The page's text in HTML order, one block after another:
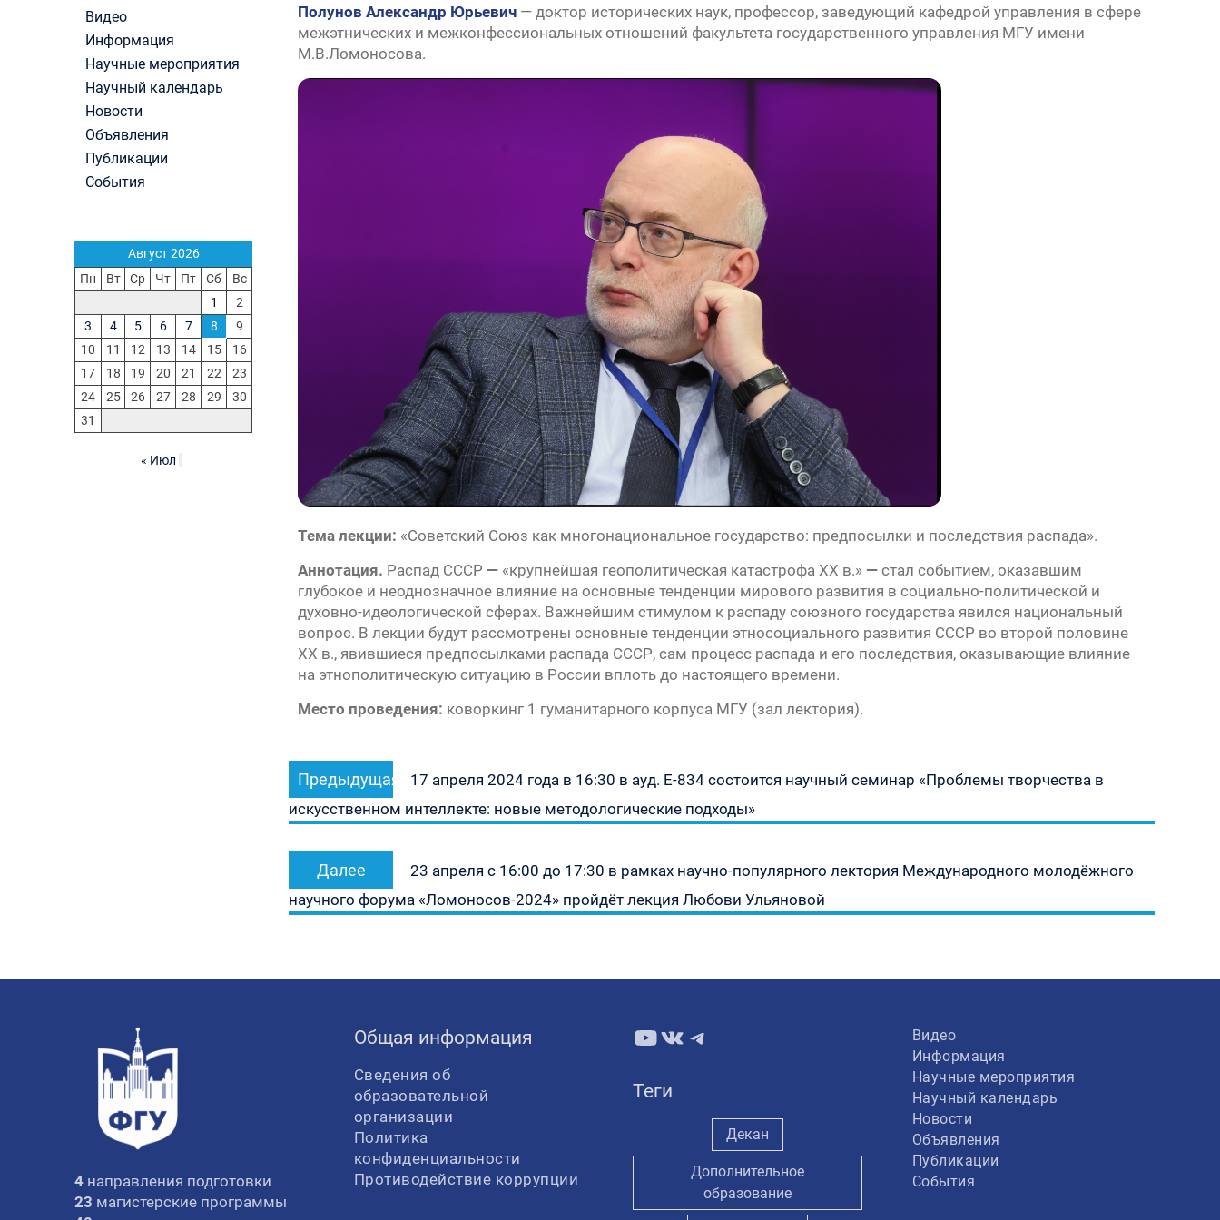
Первый канал, 28.07.2026. Часть 1-3
Вячеслав Никонов в программе «Большая игра» —
Первый канал, 27.07.2026. Часть 1-2
Конкурсные списки лиц, прошедших
вступительные испытания в МГУ имени
М.В.Ломоносова в 2026 году по каждому конкурсу
(ранжированные списки поступающих)
Вячеслав Никонов в программе «Большая игра» —
Первый канал, 24.07.2026. Часть 1-2
Вячеслав Никонов в программе «Большая игра» —
Полунов Александр Юрьевич — доктор исторических наук, профессор, заведующий кафедрой управления в сфере
межэтнических и межконфессиональных отношений факультета государственного управления МГУ имени
М.В.Ломоносова.
Тема лекции: «Советский Союз как многонациональное государство: предпосылки и последствия распада».
Аннотация. Распад СССР — «крупнейшая геополитическая катастрофа ХХ в.» — стал событием, оказавшим
глубокое и неоднозначное влияние на основные тенденции мирового развития в социально-политической и
духовно-идеологической сферах. Важнейшим стимулом к распаду союзного государства явился национальный
вопрос. В лекции будут рассмотрены основные тенденции этносоциального развития СССР во второй половине
ХХ в., явившиеся предпосылками распада СССР, сам процесс распада и его последствия, оказывающие влияние
на этнополитическую ситуацию в России вплоть до настоящего времени.
Место проведения: коворкинг 1 гуманитарного корпуса МГУ (зал лектория).
Навигация
по
записям
Предыдущая
запись:
17 апреля 2024 года в 16:30 в ауд. Е-834 состоится научный семинар «Проблемы творчества в
искусственном интеллекте: новые методологические подходы»
Далее
запись:
23 апреля с 16:00 до 17:30 в рамках научно-популярного лектория Международного молодёжного
научного форума «Ломоносов-2024» пройдёт лекция Любови Ульяновой
Видео
Информация
Научные мероприятия
Научный календарь
Новости
Объявления
Публикации
События
Август 2026
Пн
Вт Ср Чт Пт Сб
Вс
1
2
3
4 5 6 7 8
9
10
11 12 13 14 15
16
17
18 19 20 21 22
23
24
25 26 27 28 29
30
31
« Июл
4 направления подготовки
23 магистерские программы
Общая информация
Сведения об
образовательной
организации
Политика
конфиденциальности
Противодействие коррупции
YouTube
ВКонтакте
Telegram
Теги
Декан
Дополнительное
образование
Видео
Информация
Научные мероприятия
Научный календарь
Новости
Объявления
Публикации
События